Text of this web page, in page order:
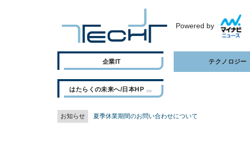
Powered by
企業IT テクノロジー
はたらくの未来へ/日本HP
お知らせ 夏季休業期間のお問い合わせについて